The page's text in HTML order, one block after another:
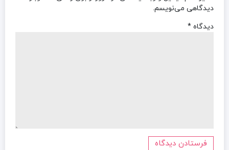
دیدگاهی می‌نویسم.
دیدگاه *